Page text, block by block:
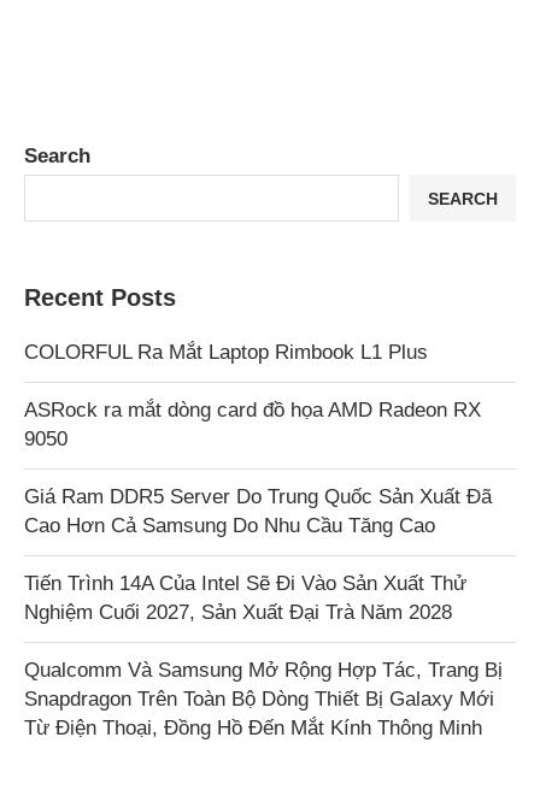
Search
SEARCH
Recent Posts
COLORFUL Ra Mắt Laptop Rimbook L1 Plus
ASRock ra mắt dòng card đồ họa AMD Radeon RX
9050
Giá Ram DDR5 Server Do Trung Quốc Sản Xuất Đã
Cao Hơn Cả Samsung Do Nhu Cầu Tăng Cao
Tiến Trình 14A Của Intel Sẽ Đi Vào Sản Xuất Thử
Nghiệm Cuối 2027, Sản Xuất Đại Trà Năm 2028
Qualcomm Và Samsung Mở Rộng Hợp Tác, Trang Bị
Snapdragon Trên Toàn Bộ Dòng Thiết Bị Galaxy Mới
Từ Điện Thoại, Đồng Hồ Đến Mắt Kính Thông Minh